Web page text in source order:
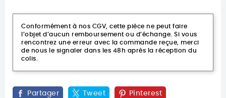
Conformément à nos CGV, cette pièce ne peut faire
l’objet d’aucun remboursement ou d’échange. Si vous
rencontrez une erreur avec la commande reçue, merci
de nous le signaler dans les 48h après la réception du
colis.
Partager Tweet Pinterest